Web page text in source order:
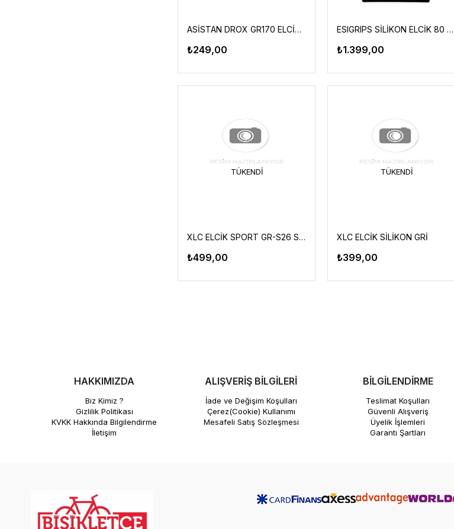
ASİSTAN DROX GR170 ELCİK YEŞİL-SARI
₺249,00
ESIGRIPS SİLİKON ELCİK 80 GRAM KIRMIZI
₺1.399,00
TÜKENDI
XLC ELCİK SPORT GR-S26 SİYAH
₺499,00
TÜKENDI
XLC ELCİK SİLİKON GRİ
₺399,00
HAKKIMIZDA
Biz Kimiz ?
Gizlilik Politikası
KVKK Hakkında Bilgilendirme
İletişim
ALIŞVERİŞ BİLGİLERİ
İade ve Değişim Koşulları
Çerez(Cookie) Kullanımı
Mesafeli Satış Sözleşmesi
BİLGİLENDİRME
Teslimat Koşulları
Güvenli Alışveriş
Üyelik İşlemleri
Garanti Şartları